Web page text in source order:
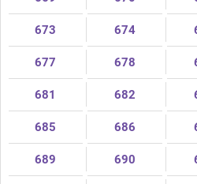
673 674
677 678
681 682
685 686
689 690